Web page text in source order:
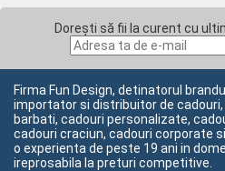
Dorești să fii la curent cu
Firma Fun Design, detinatorul
importator si distribuitor de
barbati, cadouri personalizate,
cadouri craciun, cadouri corporate
o experienta de peste 19 ani in
ireprosabila la preturi competitive.